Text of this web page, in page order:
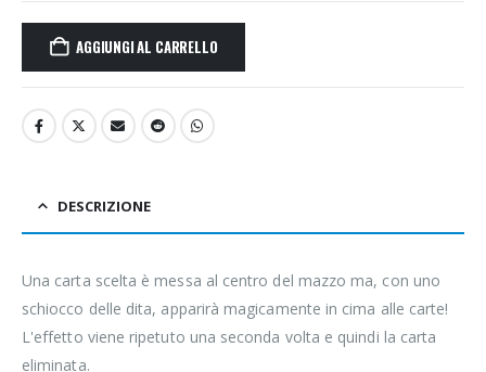
AGGIUNGI AL CARRELLO
DESCRIZIONE
Una carta scelta è messa al centro del mazzo ma, con uno
schiocco delle dita, apparirà magicamente in cima alle carte!
L'effetto viene ripetuto una seconda volta e quindi la carta
eliminata.